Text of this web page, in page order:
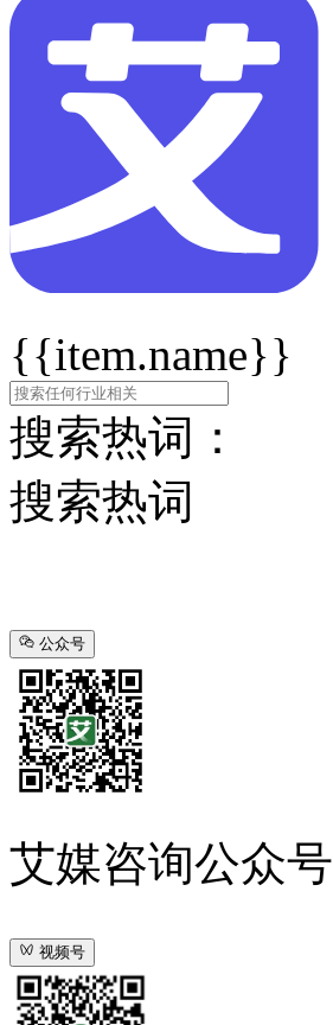
{{item.name}}
搜索热词：
搜索热词
公众号
艾媒咨询公众号
视频号